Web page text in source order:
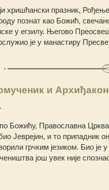
хришћански празник,
познат као Божић,
у егзилу. Његово
је у манастиру
и
по Божићу, Православна
Јеврејин, и то припадник
грчким језиком. Био
још увек није